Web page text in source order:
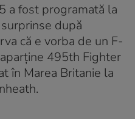
a fost programată la
după
că e vorba de un F-
495th Fighter
în Marea Britanie la